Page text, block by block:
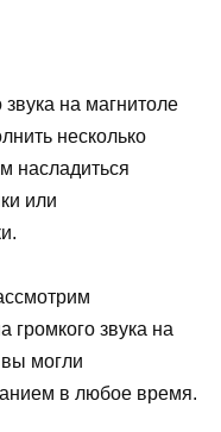
на магнитоле
несколько
насладиться
или
громкого звука на
могли
в любое время.